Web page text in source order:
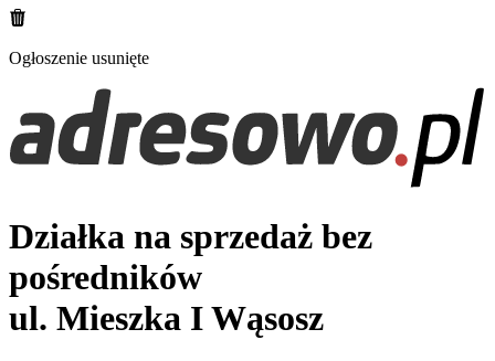
Ogłoszenie usunięte
Działka na sprzedaż bez
pośredników
ul. Mieszka IWąsosz